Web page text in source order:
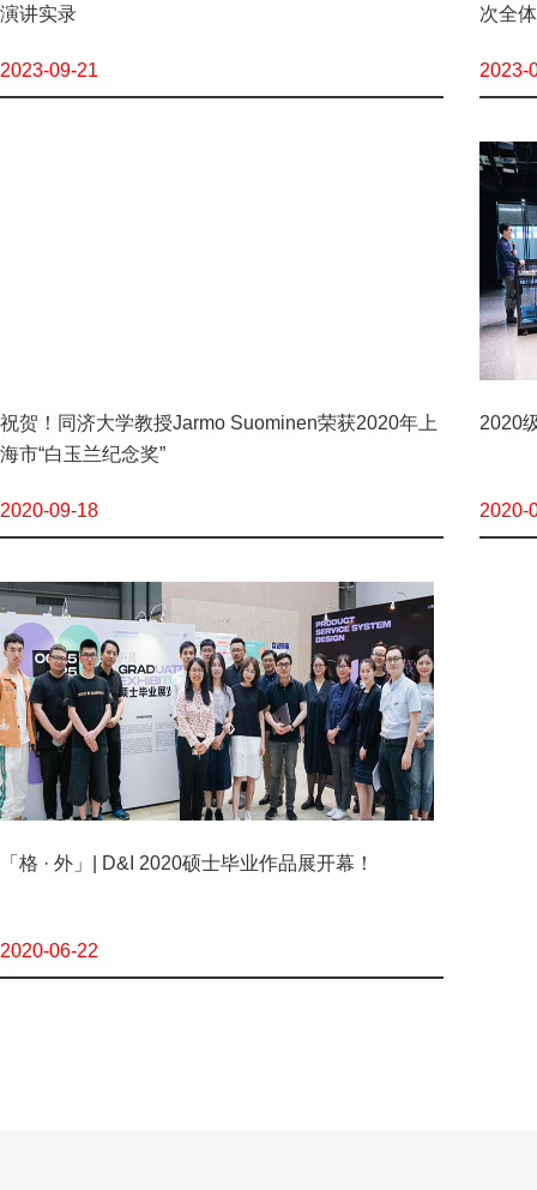
演讲实录
2023-09-21
次全
2023-
祝贺！同济大学教授Jarmo Suominen荣获2020年上
海市“白玉兰纪念奖”
2020-09-18
2020
2020-
「格 · 外」| D&I 2020硕士毕业作品展开幕！
2020-06-22